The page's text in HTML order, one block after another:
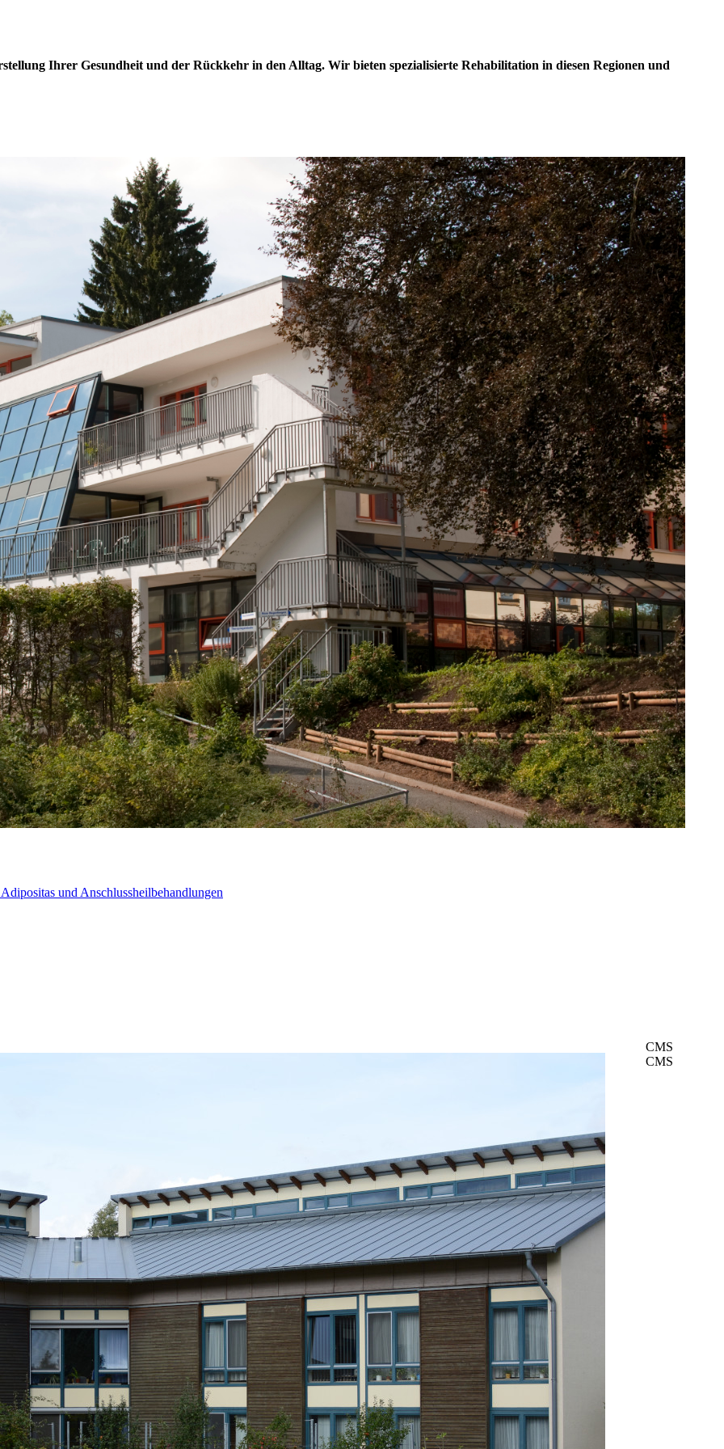
Ihrer Gesundheit und der Rückkehr in den Alltag. Wir bieten spezialisierte Rehabilitation in diesen Regionen und
und Anschlussheilbehandlungen
CMS
CMS